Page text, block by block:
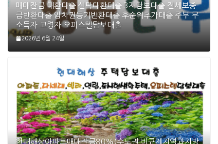
매매잔금 대환대출 신탁대환대출 3자담보대출 전세보증
금반환대출 임차권등기반환대출 후순위추가대출 주부 무
소득자 고령자 오피스텔담보대출
2026년 6월 24일
현대해상아파트매매잔금80%(수도권 비규제지역과지방